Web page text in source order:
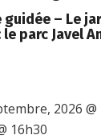
guidée – Le
le parc Javel
2026 @
16h30